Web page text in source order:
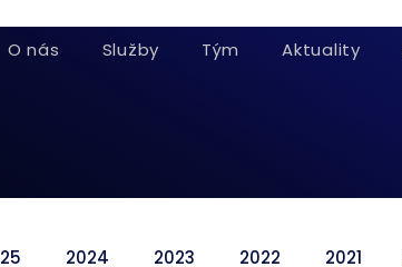
O nás Služby Tým Aktuality
2024 2023 2022 2021